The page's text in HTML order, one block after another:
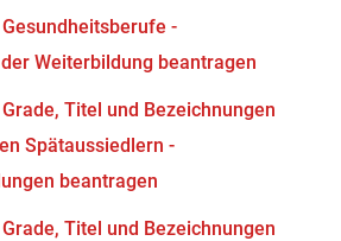
-
Weiterbildung beantragen
Titel und Bezeichnungen
Spätaussiedlern -
beantragen
Titel und Bezeichnungen